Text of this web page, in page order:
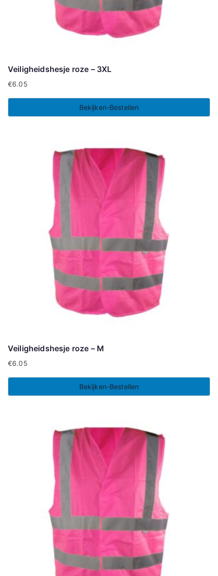
Veiligheidshesje roze – 3XL
€6.05
Bekijken-Bestellen
Veiligheidshesje roze – M
€6.05
Bekijken-Bestellen